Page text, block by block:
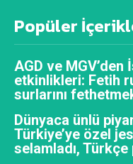
Popüler
AGD ve MGV’den
etkinlikleri: Fetih
surlarını
Dünyaca ünlü
Türkiye’ye özel
selamladı, Türkçe